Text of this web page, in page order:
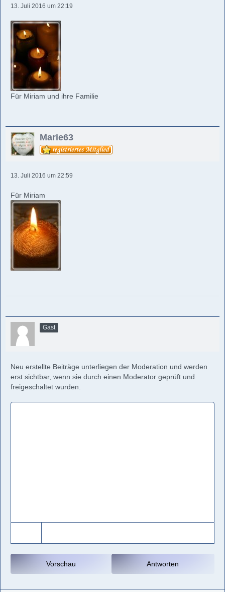
13. Juli 2016 um 22:19
Für Miriam und ihre Familie
Marie63
13. Juli 2016 um 22:59
Für Miriam
Gast
Neu erstellte Beiträge unterliegen der Moderation und werden
erst sichtbar, wenn sie durch einen Moderator geprüft und
freigeschaltet wurden.
Antworten
Vorschau